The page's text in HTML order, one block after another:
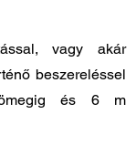
vagy akár
beszereléssel
és 6 m